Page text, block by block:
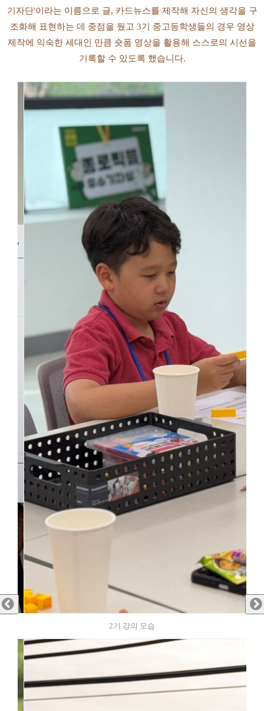
기자단'이라는 이름으로 글, 카드뉴스를 제작해 자신의 생각을 구
조화해 표현하는 데 중점을 뒀고 3기 중고등학생들의 경우 영상
제작에 익숙한 세대인 만큼 숏폼 영상을 활용해 스스로의 시선을
기록할 수 있도록 했습니다.
2기 강의 모습